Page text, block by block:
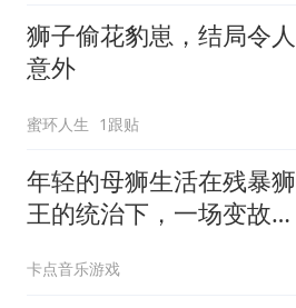
狮子偷花豹崽，结局令人
意外
蜜环人生 1跟贴
年轻的母狮生活在残暴狮
王的统治下，一场变故让
卡点音乐游戏